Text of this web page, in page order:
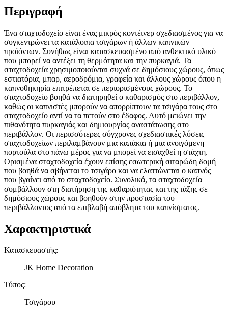
Περιγραφή
Ένα σταχτοδοχείο είναι ένας μικρός κοντέινερ σχεδιασμένος για να
συγκεντρώνει τα κατάλοιπα τσιγάρων ή άλλων καπνικών
προϊόντων. Συνήθως είναι κατασκευασμένο από ανθεκτικό υλικό
που μπορεί να αντέξει τη θερμότητα και την πυρκαγιά. Τα
σταχτοδοχεία χρησιμοποιούνται συχνά σε δημόσιους χώρους, όπως
εστιατόρια, μπαρ, αεροδρόμια, γραφεία και άλλους χώρους όπου η
καπνοθηκηρία επιτρέπεται σε περιορισμένους χώρους. Το
σταχτοδοχείο βοηθά να διατηρηθεί ο καθαρισμός στο περιβάλλον,
καθώς οι καπνιστές μπορούν να απορρίπτουν τα τσιγάρα τους στο
σταχτοδοχείο αντί να τα πετούν στο έδαφος. Αυτό μειώνει την
πιθανότητα πυρκαγιάς και δημιουργίας αναστάτωσης στο
περιβάλλον. Οι περισσότερες σύγχρονες σχεδιαστικές λύσεις
σταχτοδοχείων περιλαμβάνουν μια καπάκια ή μια ανοιγόμενη
πορτούλα στο πάνω μέρος για να μπορεί να εισαχθεί η στάχτη.
Ορισμένα σταχτοδοχεία έχουν επίσης εσωτερική σιταρώδη δομή
που βοηθά να σβήνεται το τσιγάρο και να ελαττώνεται ο καπνός
που βγαίνει από το σταχτοδοχείο. Συνολικά, τα σταχτοδοχεία
συμβάλλουν στη διατήρηση της καθαριότητας και της τάξης σε
δημόσιους χώρους και βοηθούν στην προστασία του
περιβάλλοντος από τα επιβλαβή απόβλητα του καπνίσματος.
Χαρακτηριστικά
Κατασκευαστής:
JK Home Decoration
Τύπος:
Τσιγάρου